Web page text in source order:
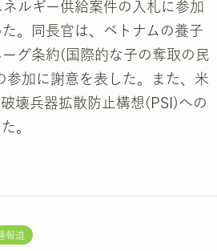
ルギー供給案件の入札に参加
。同長官は、ベトナムの養子
グ条約(国際的な子の奪取の民
参加に謝意を表した。また、米
壊兵器拡散防止構想(PSI)への
。
報道